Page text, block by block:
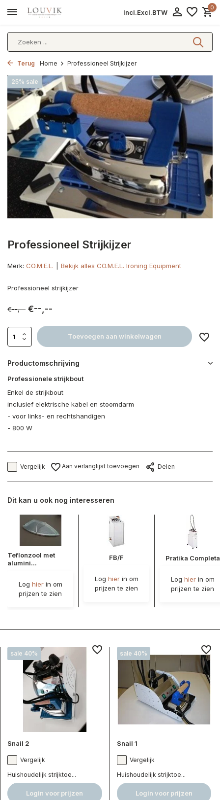
Incl.Excl.BTW
0
Terug Home Professioneel Strijkijzer
Professioneel Strijkijzer
25% sale
Merk: CO.M.E.L. Bekijk alles CO.M.E.L. Ironing Equipment
Professioneel strijkijzer
€--,-- €--,--
Toevoegen aan winkelwagen
Productomschrijving
Professionele strijkbout
Enkel de strijkbout
inclusief elektrische kabel en stoomdarm
- voor links- en rechtshandigen
- 800 W
Vergelijk Aan verlanglijst toevoegen Delen
Dit kan u ook nog interesseren
Teflonzool met
alumini...
Log hierin om
prijzen te zien
FB/F
Log hierin om
prijzen te zien
Pratika Completa
Log hierin om
prijzen te zien
sale 40%
Snail 2
Vergelijk
Huishoudelijk strijktoe...
Login voor prijzen
sale 40%
Snail 1
Vergelijk
Huishoudelijk strijktoe...
Login voor prijzen